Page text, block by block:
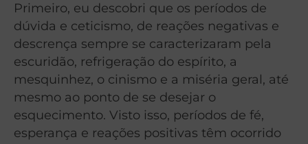
Primeiro, eu descobri que os períodos de
dúvida e ceticismo, de reações negativas e
descrença sempre se caracterizaram pela
escuridão, refrigeração do espírito, a
mesquinhez, o cinismo e a miséria geral, até
mesmo ao ponto de se desejar o
esquecimento. Visto isso, períodos de fé,
esperança e reações positivas têm ocorrido